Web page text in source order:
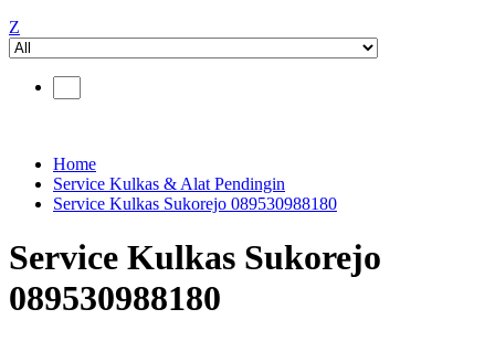
Z
Home
Service Kulkas & Alat Pendingin
Service Kulkas Sukorejo 089530988180
Service Kulkas Sukorejo
089530988180